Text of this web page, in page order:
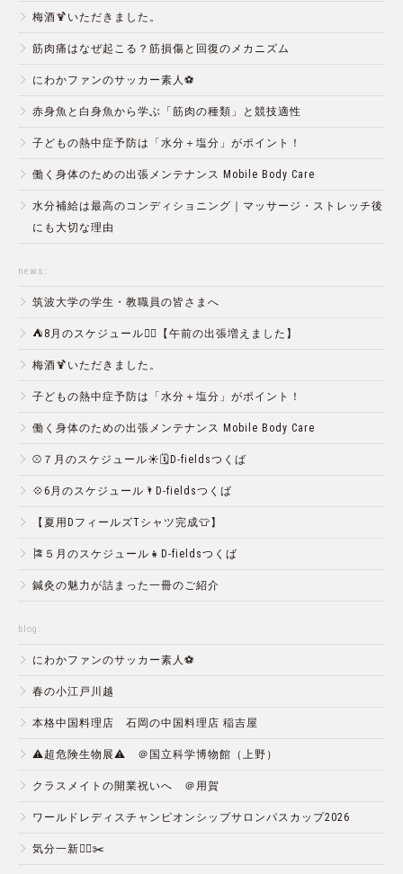
梅酒🍹いただきました。
筋肉痛はなぜ起こる？筋損傷と回復のメカニズム
にわかファンのサッカー素人⚽️
赤身魚と白身魚から学ぶ「筋肉の種類」と競技適性
子どもの熱中症予防は「水分＋塩分」がポイント！
働く身体のための出張メンテナンス Mobile Body Care
水分補給は最高のコンディショニング｜マッサージ・ストレッチ後
にも大切な理由
news:
筑波大学の学生・教職員の皆さまへ
⛺️8月のスケジュール🏄‍♂️【午前の出張増えました】
梅酒🍹いただきました。
子どもの熱中症予防は「水分＋塩分」がポイント！
働く身体のための出張メンテナンス Mobile Body Care
⚾️７月のスケジュール☀️🗓D-fieldsつくば
💠6月のスケジュール🌂D-fieldsつくば
【夏用DフィールズTシャツ完成👕】
🎏５月のスケジュール👧D-fieldsつくば
鍼灸の魅力が詰まった一冊のご紹介
blog:
にわかファンのサッカー素人⚽️
春の小江戸川越
本格中国料理店 石岡の中国料理店 稲吉屋
⚠️超危険生物展⚠️ ＠国立科学博物館（上野）
クラスメイトの開業祝いへ ＠用賀
ワールドレディスチャンピオンシップサロンパスカップ2026
気分一新💇‍♂️✂️